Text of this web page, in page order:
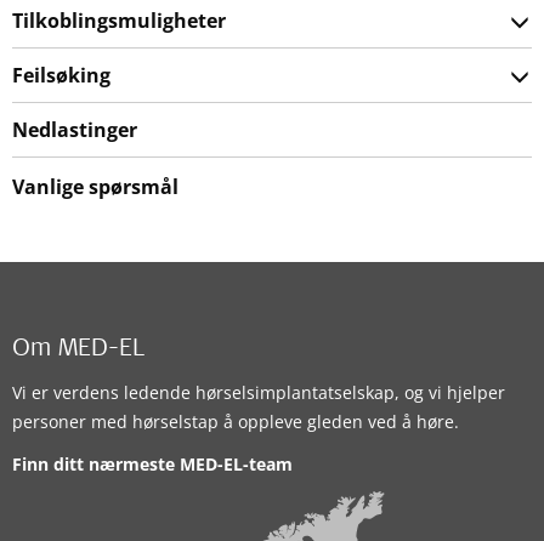
Tilkoblingsmuligheter
Feilsøking
Nedlastinger
Vanlige spørsmål
Om MED-EL
Vi er verdens ledende hørselsimplantatselskap, og vi hjelper
personer med hørselstap å oppleve gleden ved å høre.
Finn ditt nærmeste MED-EL-team